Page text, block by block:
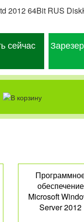
2012 64Bit RUS
сейчас
обеспечение
Microsoft
Server 2012